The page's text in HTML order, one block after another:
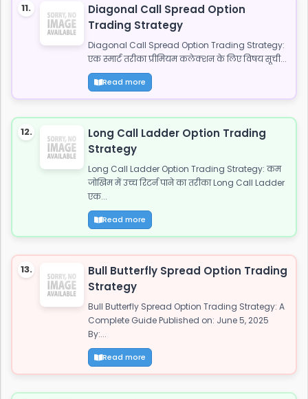
11.
Diagonal Call Spread Option
Trading Strategy
Diagonal Call Spread Option Trading Strategy:
एक स्मार्ट तरीका प्रीमियम कलेक्शन के लिए विषय सूची...
Read more
12.
Long Call Ladder Option Trading
Strategy
Long Call Ladder Option Trading Strategy: कम
जोखिम में उच्च रिटर्न पाने का तरीका Long Call Ladder
एक...
Read more
13.
Bull Butterfly Spread Option Trading
Strategy
Bull Butterfly Spread Option Trading Strategy: A
Complete Guide Published on: June 5, 2025
By:...
Read more